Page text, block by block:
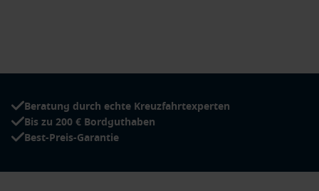
Beratung durch echte Kreuzfahrtexperten
Bis zu 200 € Bordguthaben
Best-Preis-Garantie